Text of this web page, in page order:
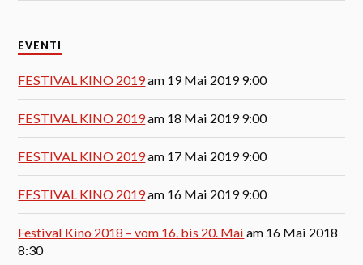
EVENTI
FESTIVAL KINO 2019am 19 Mai 2019 9:00
FESTIVAL KINO 2019am 18 Mai 2019 9:00
FESTIVAL KINO 2019am 17 Mai 2019 9:00
FESTIVAL KINO 2019am 16 Mai 2019 9:00
Festival Kino 2018 – vom 16. bis 20. Mai am 16 Mai 2018
8:30